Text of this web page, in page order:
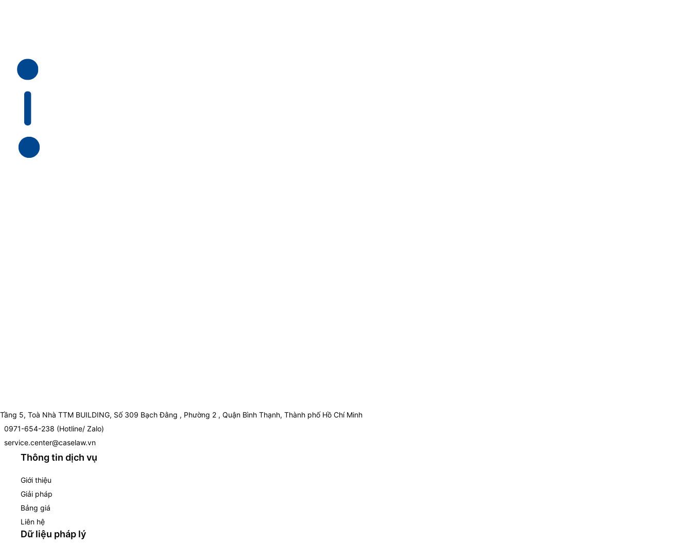
Tầng 5, Toà Nhà TTM BUILDING, Số 309 Bạch Đằng , Phường 2 , Quận Bình Thạnh, Thành phố Hồ Chí Minh
0971-654-238 (Hotline/ Zalo)
service.center@caselaw.vn
Thông tin dịch vụ
Giới thiệu
Giải pháp
Bảng giá
Liên hệ
Dữ liệu pháp lý